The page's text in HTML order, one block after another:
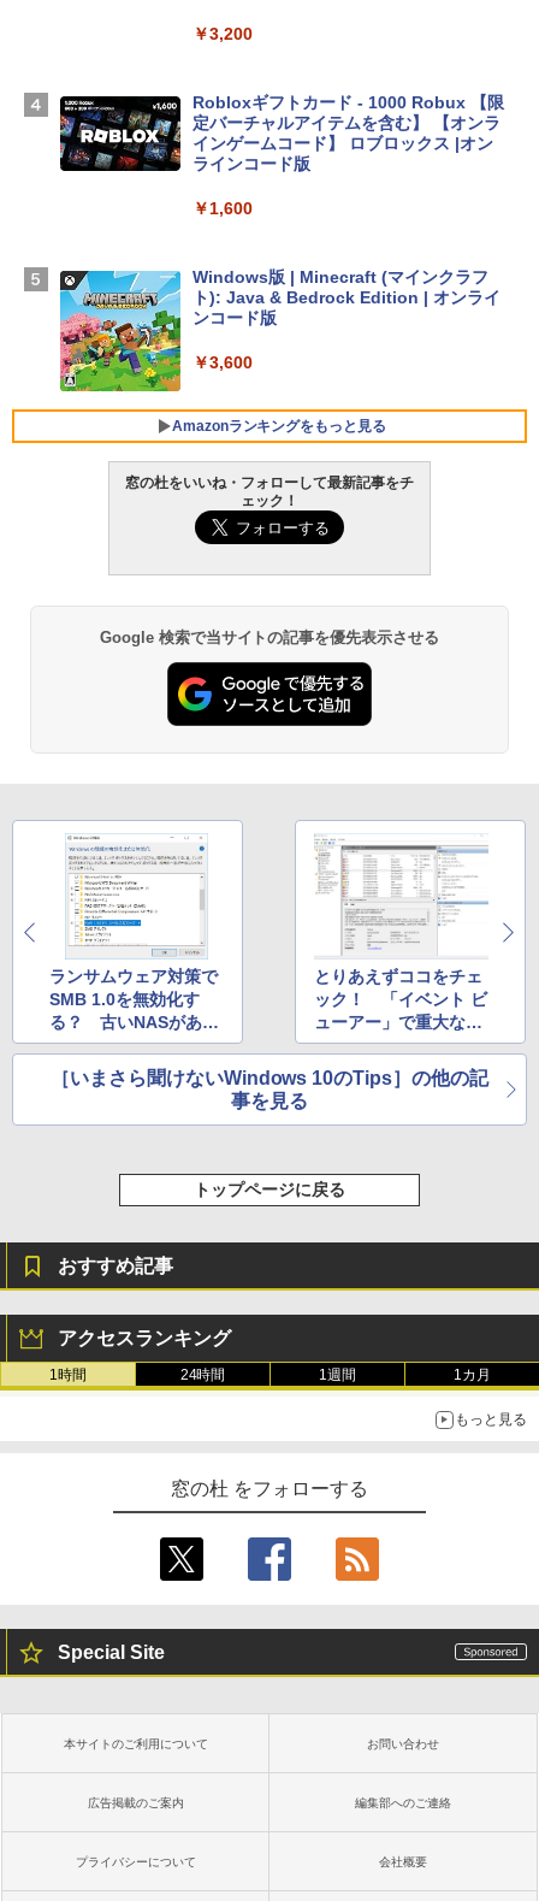
igence、13.6インチLiquid Retinaディ
ームカメラ、日本語キーボード、Touch I
D - シルバー
￥261,414
SSD インテル Core 5
￥129,800
Core i5/16GB/SSD 512GB/ホワイト) FM
VWK3E15W_AZ
￥139,880
￥3,200
Robloxギフトカード - 1000 Robux 【限
定バーチャルアイテムを含む】 【オンラ
インゲームコード】 ロブロックス |オン
ラインコード版
￥1,600
Windows版 | Minecraft (マインクラフ
ト): Java & Bedrock Edition | オンライ
ンコード版
￥3,600
Amazonランキングをもっと見る
生成AIパスポート公式テキスト 第４版
AIイラスト表現辞典: 思い通りの絵を引き
出す プロンプトの言葉 AI画像生成シリー
ズ (はぴーイラストLabo)
ClaudeCode いちばんやさしい 教科書:
非エンジニア 初心者 素人 でも安心 使い
方 マニュアル AI副業にもコンテンツ作成
にもKindle出版にも！ 非エンジニアのた
めのAIコーディング入門シリーズ
￥99
1冊ですべて身につくHTML & CSSとWe
bデザイン入門講座［第2版］
￥1,292
FM TOWNS ハイパー・カタログ: 本体ハ
ードウェア・市販ソフトウェアのパーフ
Amazon Kindle Paperwhite (16GB) 7イ
ンチディスプレイ、色調調節ライト、12
￥22,980
Amazon Kindle - 目に優しい、かさばら
ない、大きな画面で読みやすい、6週間持
￥16,980
Kindle Paperwhite シグニチャーエディ
ション (32GB) 7インチディスプレイ、明
るさ自動調整、色調調節ライト、12週間
持続バッテリー、広告なし、メタリック
ブラック
￥27,980
Amazon Kindle Colorsoft | 16GBストレ
ージ、防水、7インチカラーディスプレ
イ、色調調節ライト、最大8週間持続バッ
売)
New Amazon Kindle Scribe Colorsoft |
レージ、ノート機能搭載、明るさ自動調
整、色調調節ライト、プレミアムペン付
き、グラファイト
窓の杜をいいね・フォローして最新記事をチ
ェック！
Google 検索で当サイトの記事を優先表示させる
ランサムウェア対策で
SMB 1.0を無効化す
る？ 古いNASがある
場合は要注意
とりあえずココをチェ
ック！ 「イベント ビ
ューアー」で重大なエ
ラーだけを確認する
［いまさら聞けないWindows 10のTips］の他の記
事を見る
トップページに戻る
おすすめ記事
アクセスランキング
1時間 24時間 1週間 1カ月
もっと見る
窓の杜 をフォローする
Special Site
本サイトのご利用について お問い合わせ
広告掲載のご案内 編集部へのご連絡
プライバシーについて 会社概要